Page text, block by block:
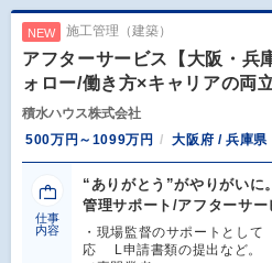
NEW 施工管理（建築）
アフターサービス【大阪・兵
ォロー/働き方×キャリアの両立
積水ハウス株式会社
500万円～1099万円
大阪府 / 兵庫県
仕事
内容
“ありがとう”がやりがいに
管理サポート/アフターサー
・現場監督のサポートと
応 L申請書類の提出など。